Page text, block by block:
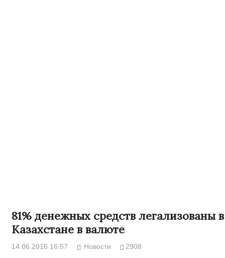
81% денежных средств легализованы в
Казахстане в валюте
14.06.2016 16:57 Новости 2908